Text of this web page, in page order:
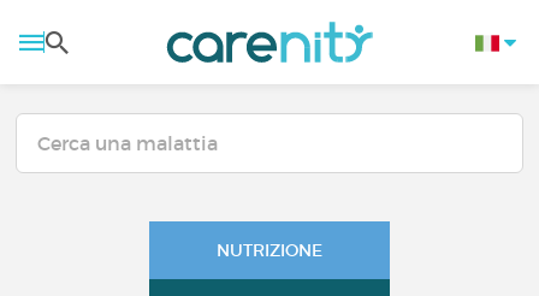
NUTRIZIONE